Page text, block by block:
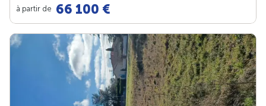
à partir de 66 100 €